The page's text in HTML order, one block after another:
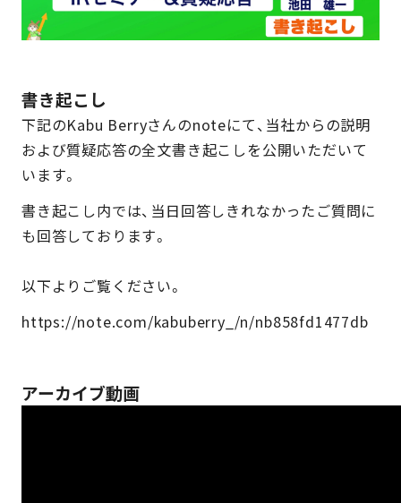
書き起こし
下記のKabu Berryさんのnoteにて、当社からの説明
および質疑応答の全文書き起こしを公開いただいて
います。
書き起こし内では、当日回答しきれなかったご質問に
も回答しております。
以下よりご覧ください。
https://note.com/kabuberry_/n/nb858fd1477db
アーカイブ動画